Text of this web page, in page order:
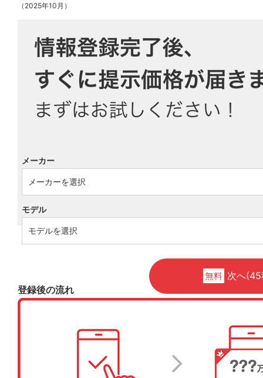
（2025年10月）
メーカー
モデル
無料 次へ
登録後の流れ